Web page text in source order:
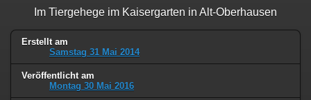
Im Tiergehege im Kaisergarten in Alt-Oberhausen
Erstellt am
Samstag 31 Mai 2014
Veröffentlicht am
Montag 30 Mai 2016